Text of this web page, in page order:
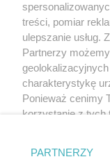
treści, pomiar
ulepszanie usług.
Partnerzy
charakterystykę
Ponieważ cenimy
korzystanie z tych
zmienić/wycofać
znajdujący się w
PARTNERZY